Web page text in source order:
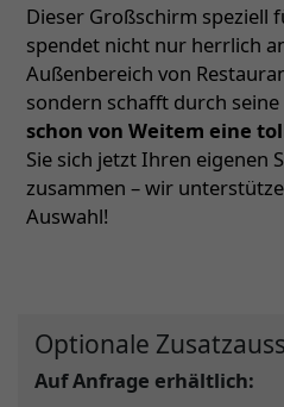
Dieser Großschirm speziell
spendet nicht nur herrlich
Außenbereich von
sondern schafft durch
schon von Weitem eine
Sie sich jetzt Ihren eigenen
zusammen – wir
Auswahl!
Optionale
Auf Anfrage erhältlich: